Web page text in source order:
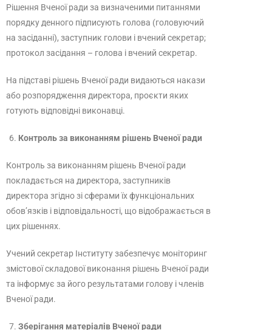
Рішення Вченої ради за визначеними питаннями
порядку денного підписують голова (головуючий
на засіданні), заступник голови і вчений секретар;
протокол засідання – голова і вчений секретар.
На підставі рішень Вченої ради видаються накази
або розпорядження директора, проєкти яких
готують відповідні виконавці.
Контроль за виконанням рішень Вченої ради
Контроль за виконанням рішень Вченої ради
покладається на директора, заступників
директора згідно зі сферами їх функціональних
обов’язків і відповідальності, що відображається в
цих рішеннях.
Учений секретар Інституту забезпечує моніторинг
змістової складової виконання рішень Вченої ради
та інформує за його результатами голову і членів
Вченої ради.
Зберігання матеріалів Вченої ради